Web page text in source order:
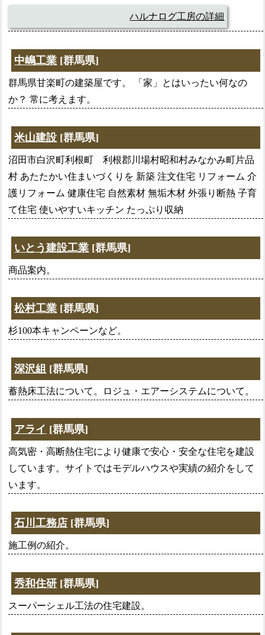
ハルナログ工房の詳細
中嶋工業 [群馬県]
群馬県甘楽町の建築屋です。 「家」とはいったい何なの
か？ 常に考えます。
米山建設 [群馬県]
沼田市白沢町利根町 利根郡川場村昭和村みなかみ町片品
村 あたたかい住まいづくりを 新築 注文住宅 リフォーム 介
護リフォーム 健康住宅 自然素材 無垢木材 外張り断熱 子育
て住宅 使いやすいキッチン たっぷり収納
いとう建設工業 [群馬県]
商品案内。
松村工業 [群馬県]
杉100本キャンペーンなど。
深沢組 [群馬県]
蓄熱床工法について。ロジュ・エアーシステムについて。
アライ [群馬県]
高気密・高断熱住宅により健康で安心・安全な住宅を建設
しています。サイトではモデルハウスや実績の紹介をして
います。
石川工務店 [群馬県]
施工例の紹介。
秀和住研 [群馬県]
スーパーシェル工法の住宅建設。